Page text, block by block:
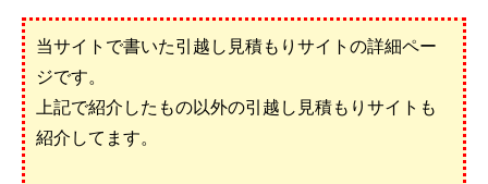
当サイトで書いた引越し見積もりサイトの詳細ペー
ジです。
上記で紹介したもの以外の引越し見積もりサイトも
紹介してます。